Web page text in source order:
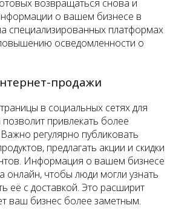
возвращаться снова и
о вашем бизнесе в
специализированных платформах
осведомленности о
продажи
в социальных сетях для
привлекать более
регулярно публиковать
предлагать акции и скидки
Информация о вашем бизнесе
онлайн, чтобы люди могли узнать
её с доставкой. Это расширит
ваш бизнес более заметным.